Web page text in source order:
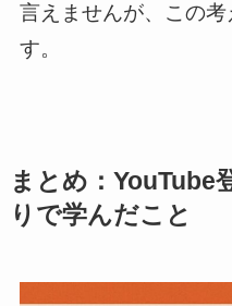
言えませんが、この
す。
まとめ：YouTube
りで学んだこと